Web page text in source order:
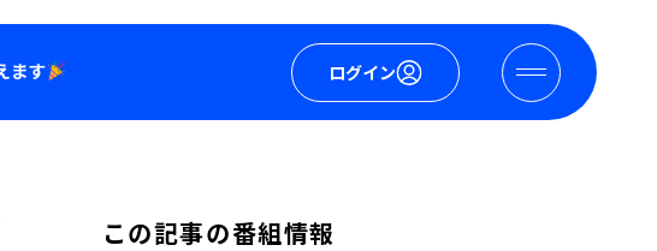
ログイン
この記事の番組情報